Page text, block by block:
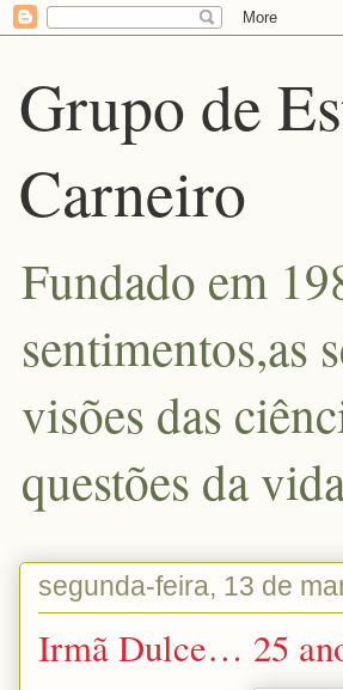
Grupo de
Carneiro
Fundado em
sentimentos,as
visões das
questões da
segunda-feira, 13 de
Irmã Dulce… 25